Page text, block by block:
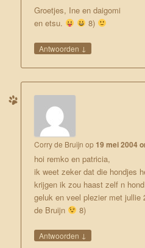
Groetjes, Ine en daigomi
en etsu.
8)
Antwoorden ↓
Corry de Bruijn op 19 mei 2004
hoi remko en patricia,
ik weet zeker dat die hondjes
krijgen ik zou haast zelf n
geluk en veel plezier met jullie
de Bruijn
8)
Antwoorden ↓